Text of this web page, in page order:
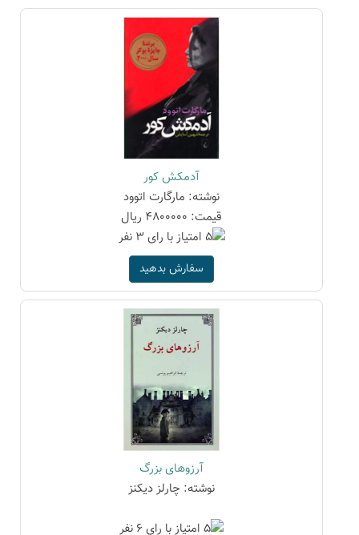
آدمکش کور
نوشته: مارگارت اتوود
قیمت: 4800000 ریال
سفارش بدهید
آرزوهای بزرگ
نوشته: چارلز دیکنز